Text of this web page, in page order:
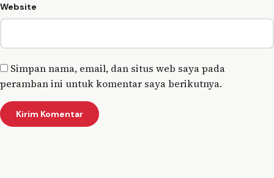
Website
Simpan nama, email, dan situs web saya pada
peramban ini untuk komentar saya berikutnya.